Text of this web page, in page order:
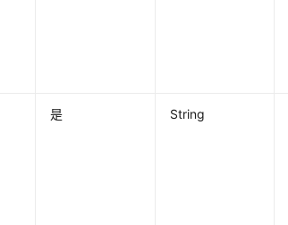
是 String